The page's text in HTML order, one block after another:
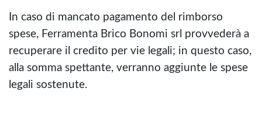
In caso di mancato pagamento del rimborso
spese, Ferramenta Brico Bonomi srl provvederà a
recuperare il credito per vie legali; in questo caso,
alla somma spettante, verranno aggiunte le spese
legali sostenute.